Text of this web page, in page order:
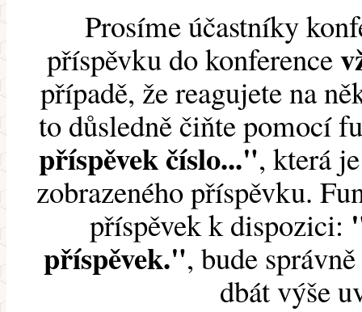
Prosíme účastníky
příspěvku do konference
případě, že reagujete na
to důsledně čiňte pomocí
příspěvek číslo...", která
zobrazeného příspěvku.
příspěvek k dispozici:
příspěvek.", bude
dbát výše